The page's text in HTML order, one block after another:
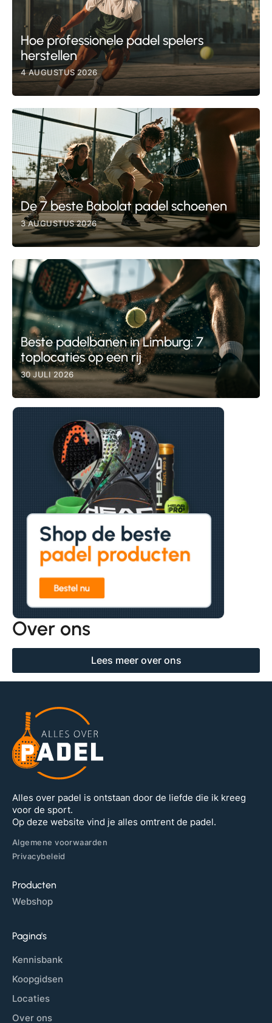
Hoe professionele padel spelers
herstellen
4 AUGUSTUS 2026
De 7 beste Babolat padel schoenen
3 AUGUSTUS 2026
Beste padelbanen in Limburg: 7
toplocaties op een rij
30 JULI 2026
Over ons
Lees meer over ons
Alles over padel is ontstaan door de liefde die ik kreeg
voor de sport.
Op deze website vind je alles omtrent de padel.
Algemene voorwaarden
Privacybeleid
Producten
Webshop
Pagina's
Kennisbank
Koopgidsen
Locaties
Over ons